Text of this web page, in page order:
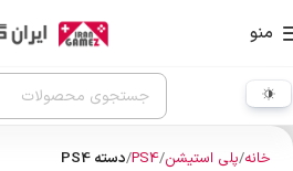
منو
خانه پلی استیشن PS4 دسته PS4